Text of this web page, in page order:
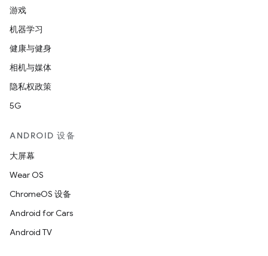
游戏
机器学习
健康与健身
相机与媒体
隐私权政策
5G
ANDROID 设备
大屏幕
Wear OS
ChromeOS 设备
Android for Cars
Android TV